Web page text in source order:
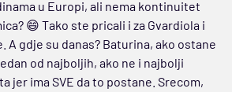
u Europi, ali nema kontinuitet
😄 Tako ste pricali i za Gvardiola i
A gdje su danas? Baturina, ako ostane
od najboljih, ako ne i najbolji
jer ima SVE da to postane. Srecom,